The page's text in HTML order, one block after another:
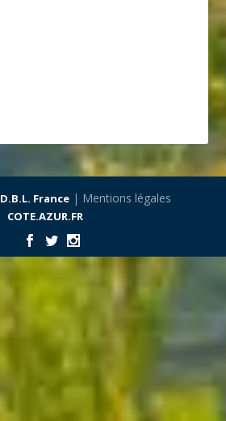
D.B.L. France| Mentions légales
COTE.AZUR.FR